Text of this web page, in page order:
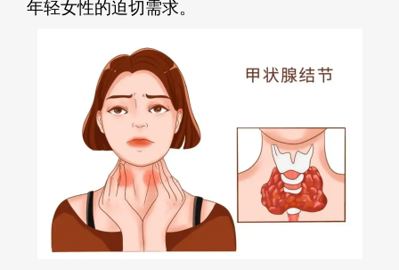
年轻女性的迫切需求。